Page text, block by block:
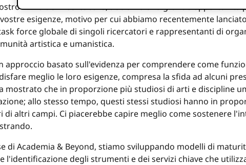
Anno del ricercatore, abbiamo una grande opportunità
esigenze, motivo per cui abbiamo recentemente
force globale di singoli ricercatori e rappresentanti di
artistica e umanistica.
approccio basato sull'evidenza per comprendere come
meglio le loro esigenze, compresa la sfida ad alcuni
mostrato che in proporzione più studiosi di arti e discipline
allo stesso tempo, questi stessi studiosi hanno in
altri campi. Ci piacerebbe capire meglio come sostenere
di Academia & Beyond, stiamo sviluppando modelli di
l'identificazione degli strumenti e dei servizi chiave che